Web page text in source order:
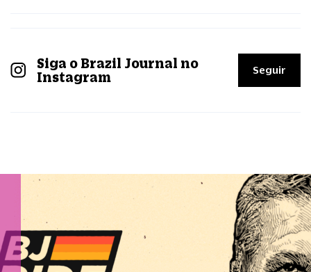
Siga o Brazil Journal no
Instagram
Seguir